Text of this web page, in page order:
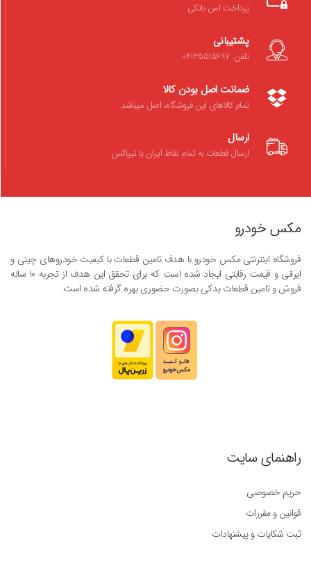
پرداخت امن بانکی
پشتیبانی
تلفن: 04135515697
ضمانت اصل بودن کالا
تمام کالاهای این فروشگاه، اصل میباشد
ارسال
ارسال قطعات به تمام نقاط ایران با تیپاکس
مکس خودرو
فروشگاه اینترنتی مکس خودرو با هدف تامین قطعات با کیفیت خودروهای چینی و
ایرانی و قیمت رقابتی ایجاد شده است که برای تحقق این هدف از تجربه ۱۰ ساله
فروش و تامین قطعات یدکی بصورت حضوری بهره گرفته شده است.
راهنمای سایت
حریم خصوصی
قوانین و مقررات
ثبت شکایات و پیشنهادات